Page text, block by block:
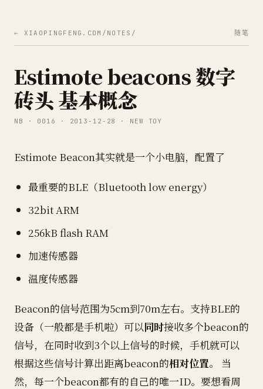
← XIAOPINGFENG.COM/NOTES/ 随笔
Estimote beacons 数字
砖头 基本概念
NB · 0016 · 2013-12-28 · NEW TOY
Estimote Beacon其实就是一个小电脑，配置了
最重要的BLE（Bluetooth low energy）
32bit ARM
256kB flash RAM
加速传感器
温度传感器
Beacon的信号范围为5cm到70m左右。支持BLE的
设备（一般都是手机啦）可以同时接收多个beacon的
信号，在同时收到3个以上信号的时候，手机就可以
根据这些信号计算出距离beacon的相对位置。 当
然，每一个beacon都有的自己的唯一ID。要想看周